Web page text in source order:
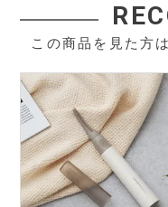
この商品を見た方